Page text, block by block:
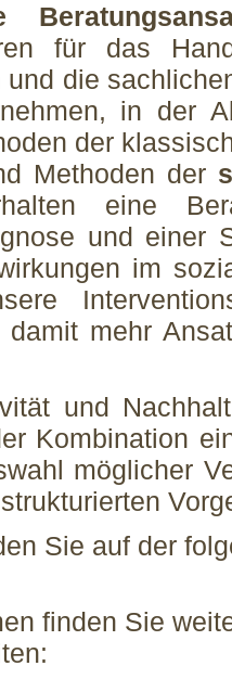
für das
die
in der
der
Methoden der
eine
und einer
im
mehr
und
Kombination
möglicher
Sie auf der
finden Sie